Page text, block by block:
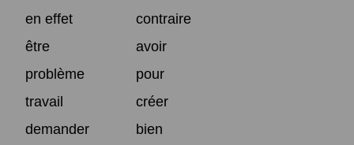
en effet
contraire
être
avoir
problème
pour
travail
créer
demander
bien